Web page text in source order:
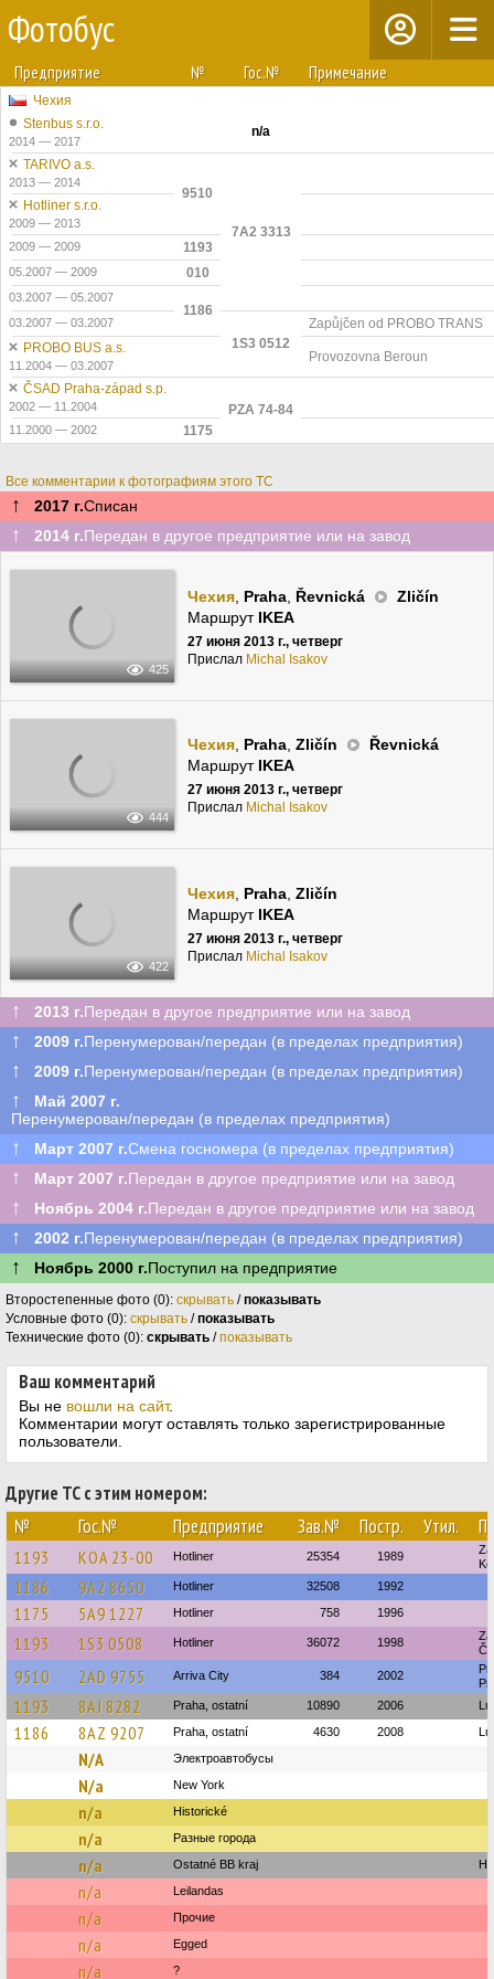
Фотобус
Предприятие № Гос.№ Примечание
Чехия
Stenbus s.r.o.
2014 — 2017
n/a
TARIVO a.s.
2013 — 2014
9510
7A2 3313
Hotliner s.r.o.
2009 — 2013
2009 — 2009
1193
05.2007 — 2009 010
03.2007 — 05.2007
1186
03.2007 — 03.2007
1S3 0512
Zapůjčen od PROBO TRANS
PROBO BUS a.s.
11.2004 — 03.2007
Provozovna Beroun
ČSAD Praha-západ s.p.
2002 — 11.2004 PZA 74-84
11.2000 — 2002 1175
Все комментарии к фотографиям этого ТС
↑ 2017 г.Списан
↑ 2014 г.Передан в другое предприятие или на завод
425
Чехия, Praha, Řevnická
Zličín
Маршрут IKEA
27 июня 2013 г., четверг
Прислал Michal Isakov
444
Чехия, Praha, Zličín
Řevnická
Маршрут IKEA
27 июня 2013 г., четверг
Прислал Michal Isakov
422
Чехия, Praha, Zličín
Маршрут IKEA
27 июня 2013 г., четверг
Прислал Michal Isakov
↑ 2013 г.Передан в другое предприятие или на завод
↑ 2009 г.Перенумерован/передан (в пределах предприятия)
↑ 2009 г.Перенумерован/передан (в пределах предприятия)
↑
Май 2007 г.
Перенумерован/передан (в пределах предприятия)
↑ Март 2007 г.Смена госномера (в пределах предприятия)
↑ Март 2007 г.Передан в другое предприятие или на завод
↑ Ноябрь 2004 г.Передан в другое предприятие или на завод
↑ 2002 г.Перенумерован/передан (в пределах предприятия)
↑ Ноябрь 2000 г.Поступил на предприятие
Второстепенные фото (0): скрывать /показывать
Условные фото (0): скрывать /показывать
Технические фото (0): скрывать /показывать
Ваш комментарий
Вы не вошли на сайт.
Комментарии могут оставлять только зарегистрированные
пользователи.
Другие ТС с этим номером:
№
Гос.№ Предприятие Зав.№ Постр. Утил.
1193 KOA 23-00 Hotliner 25354 1989
1186 9A2 8650 Hotliner 32508 1992
1175 5A9 1227 Hotliner 758 1996
1193 1S3 0508 Hotliner 36072 1998
9510 2AD 9755 Arriva City 384 2002
1193 8AJ 8282 Praha, ostatní 10890 2006
1186 8AZ 9207 Praha, ostatní 4630 2008
N/A Электроавтобусы
N/a New York‎‎‎‎‎‎‎
n/a Historické
n/a Разные города
n/a Ostatné BB kraj
n/a Leilandas
n/a Прочие
n/a Egged
n/a ?